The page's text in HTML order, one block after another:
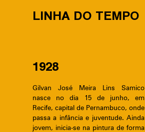
LINHA DO TEMPO
1928
Gilvan José Meira Lins Samico
nasce no dia 15 de junho, em
Recife, capital de Pernambuco, onde
passa a infância e juventude. Ainda
jovem, inicia-se na pintura de forma